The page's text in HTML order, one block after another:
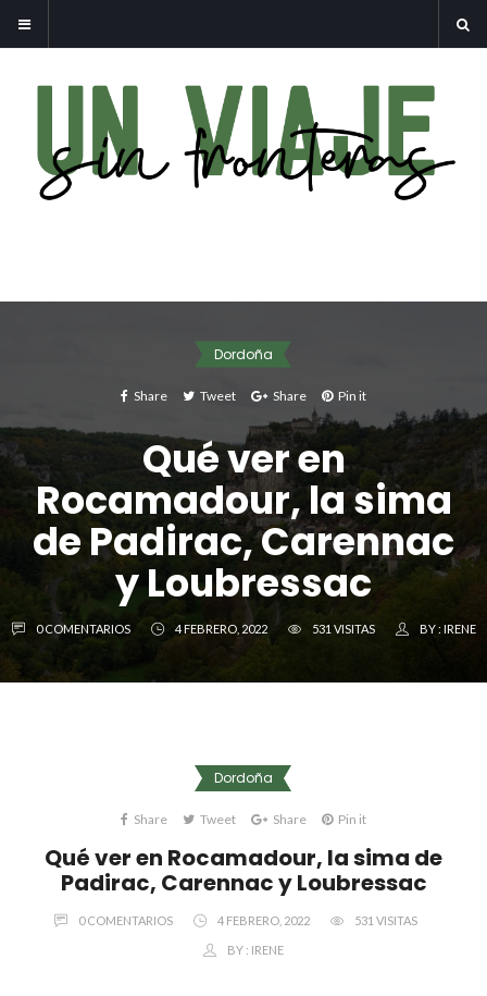
Dordoña
Share Tweet Share Pin it
Qué ver en
Rocamadour, la sima
de Padirac, Carennac
y Loubressac
0 COMENTARIOS 4 FEBRERO, 2022 531 VISITAS BY : IRENE
Dordoña
Share Tweet Share Pin it
Qué ver en Rocamadour, la sima de
Padirac, Carennac y Loubressac
0 COMENTARIOS 4 FEBRERO, 2022 531 VISITAS
BY : IRENE